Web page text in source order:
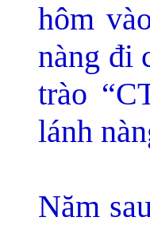
hôm
nàng đi
trào
lánh
Năm